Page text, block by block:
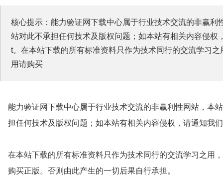
核心提示：能力验证网下载中心属于行业技术交流的非赢
站对此不承担任何技术及版权问题；如本站有相关内容侵
t。在本站下载的所有标准资料只作为技术同行的交流学习
用请购买
能力验证网下载中心属于行业技术交流的非赢利性网站，本
担任何技术及版权问题；如本站有相关内容侵权，请通知我
在本站下载的所有标准资料只作为技术同行的交流学习之用
购买正版。否则由此产生的一切后果自行承担。